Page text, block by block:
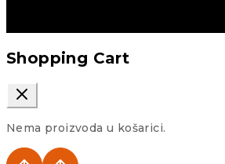
Shopping Cart
Nema proizvoda u košarici.